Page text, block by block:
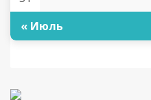
« Июль